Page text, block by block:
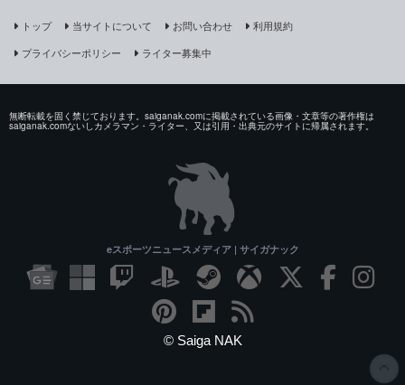
トップ 当サイトについて お問い合わせ
利用規約
プライバシーポリシー
ライター募集中
無断転載を固く禁じております。saiganak.comに掲載されている画像・文章等の著作権は
saiganak.comないしカメラマン・ライター、又は引用・出典元のサイトに帰属されます。
eスポーツニュースメディア | サイガナック
© Saiga NAK